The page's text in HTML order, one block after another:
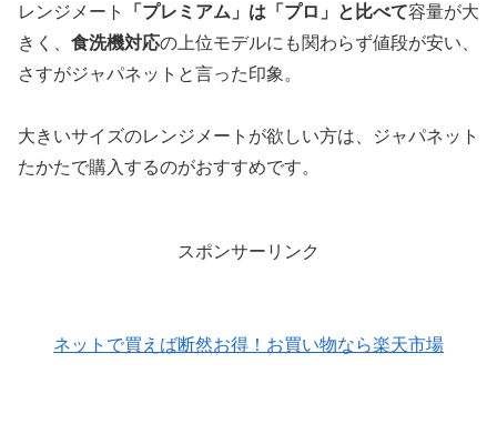
レンジメート 「プレミアム」は「プロ」と比べて容量が大
きく、 食洗機対応の上位モデルにも関わらず値段が安い、
さすがジャパネットと言った印象。
大きいサイズのレンジメートが欲しい方は、ジャパネット
たかたで購入するのがおすすめです。
スポンサーリンク
ネットで買えば断然お得！お買い物なら楽天市場